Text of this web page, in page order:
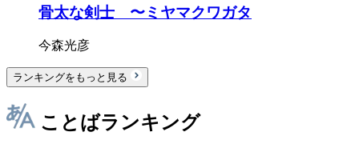
骨太な剣士 〜ミヤマクワガタ
今森光彦
ランキングをもっと見る
ことばランキング